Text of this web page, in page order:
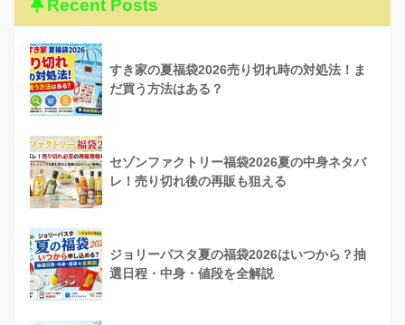
Recent Posts
すき家の夏福袋2026売り切れ時の対処法！ま
だ買う方法はある？
セゾンファクトリー福袋2026夏の中身ネタバ
レ！売り切れ後の再販も狙える
ジョリーパスタ夏の福袋2026はいつから？抽
選日程・中身・値段を全解説